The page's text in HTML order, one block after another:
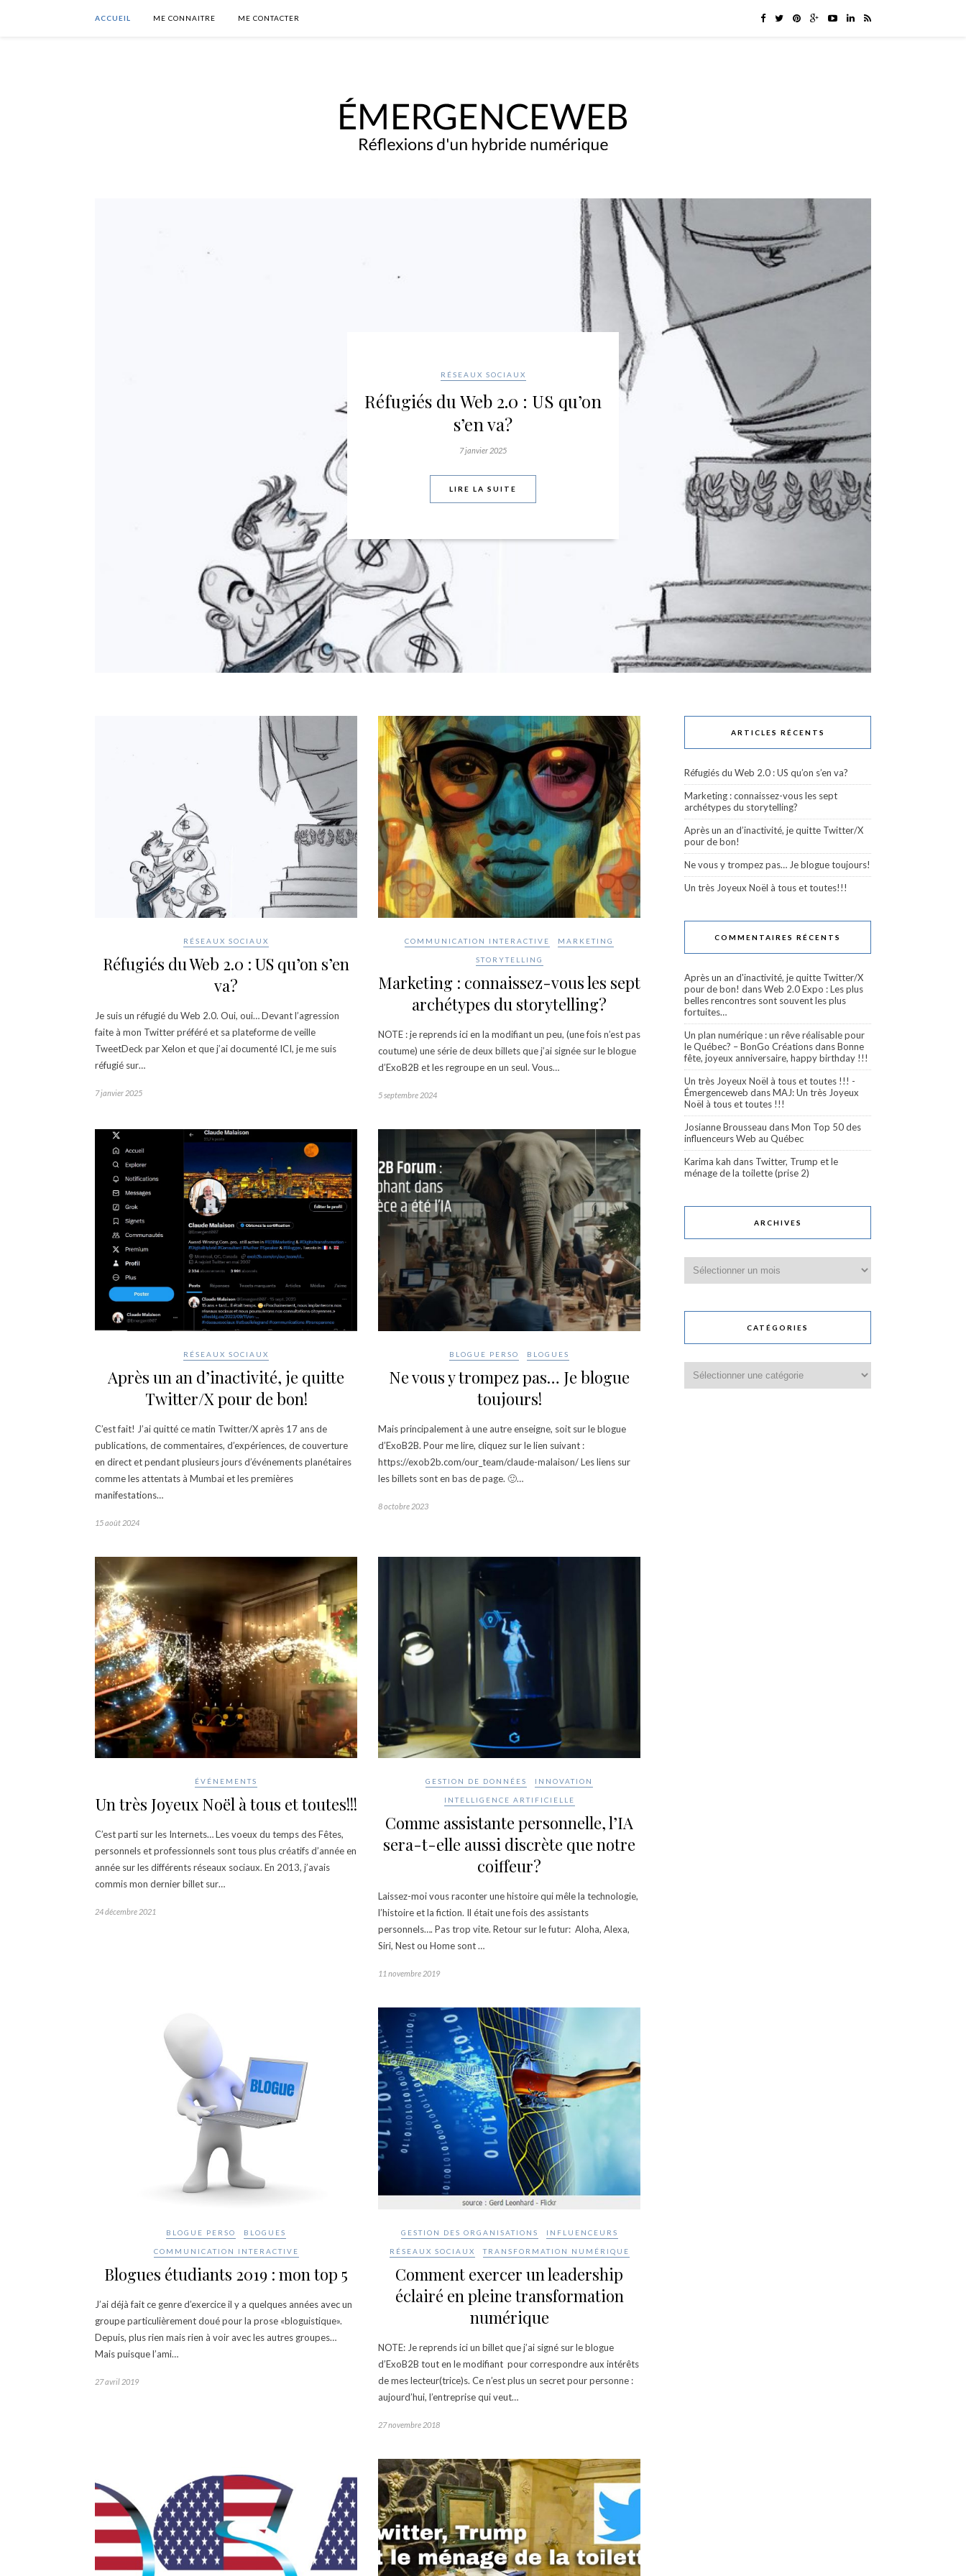
ACCUEIL ME CONNAITRE ME CONTACTER
STORYTELLING
Marketing : connaissez-vous
les sept archétypes du
storytelling?
RÉSEAUX SOCIAUX
Réfugiés du Web 2.0 : US qu’on s’en
va?
Je suis un réfugié du Web 2.0. Oui, oui… Devant l’agression
faite à mon Twitter préféré et sa plateforme de veille
TweetDeck par Xelon et que j’ai documenté ICI, je me suis
réfugié sur…
7 janvier 2025
COMMUNICATION INTERACTIVE MARKETING
STORYTELLING
Marketing : connaissez-vous les sept
archétypes du storytelling?
NOTE : je reprends ici en la modifiant un peu, (une fois n’est pas
coutume) une série de deux billets que j’ai signée sur le blogue
d’ExoB2B et les regroupe en un seul. Vous…
5 septembre 2024
RÉSEAUX SOCIAUX
Après un an d’inactivité, je quitte
Twitter/X pour de bon!
C’est fait! J’ai quitté ce matin Twitter/X après 17 ans de
publications, de commentaires, d’expériences, de couverture
en direct et pendant plusieurs jours d’événements planétaires
comme les attentats à Mumbai et les premières
manifestations…
15 août 2024
BLOGUE PERSO BLOGUES
Ne vous y trompez pas… Je blogue
toujours!
Mais principalement à une autre enseigne, soit sur le blogue
d’ExoB2B. Pour me lire, cliquez sur le lien suivant :
https://exob2b.com/our_team/claude-malaison/ Les liens sur
les billets sont en bas de page. 🙂…
8 octobre 2023
ÉVÉNEMENTS
Un très Joyeux Noël à tous et toutes!!!
C’est parti sur les Internets… Les voeux du temps des Fêtes,
personnels et professionnels sont tous plus créatifs d’année en
année sur les différents réseaux sociaux. En 2013, j’avais
commis mon dernier billet sur…
24 décembre 2021
GESTION DE DONNÉES INNOVATION
INTELLIGENCE ARTIFICIELLE
Comme assistante personnelle, l’IA
sera-t-elle aussi discrète que notre
coiffeur?
Laissez-moi vous raconter une histoire qui mêle la technologie,
l’histoire et la fiction. Il était une fois des assistants
personnels…. Pas trop vite. Retour sur le futur: Aloha, Alexa,
Siri, Nest ou Home sont …
11 novembre 2019
BLOGUE PERSO BLOGUES
COMMUNICATION INTERACTIVE
Blogues étudiants 2019 : mon top 5
J’ai déjà fait ce genre d’exercice il y a quelques années avec un
groupe particulièrement doué pour la prose «bloguistique».
Depuis, plus rien mais rien à voir avec les autres groupes…
Mais puisque l’ami…
27 avril 2019
GESTION DES ORGANISATIONS INFLUENCEURS
RÉSEAUX SOCIAUX TRANSFORMATION NUMÉRIQUE
Comment exercer un leadership
éclairé en pleine transformation
numérique
NOTE: Je reprends ici un billet que j’ai signé sur le blogue
d’ExoB2B tout en le modifiant pour correspondre aux intérêts
de mes lecteur(trice)s. Ce n’est plus un secret pour personne :
aujourd’hui, l’entreprise qui veut…
27 novembre 2018
ARTICLES RÉCENTS
Réfugiés du Web 2.0 : US qu’on s’en va?
Marketing : connaissez-vous les sept
archétypes du storytelling?
Après un an d’inactivité, je quitte Twitter/X
pour de bon!
Ne vous y trompez pas… Je blogue toujours!
Un très Joyeux Noël à tous et toutes!!!
COMMENTAIRES RÉCENTS
Après un an d'inactivité, je quitte Twitter/X
pour de bon! dansWeb 2.0 Expo : Les plus
belles rencontres sont souvent les plus
fortuites…
Un plan numérique : un rêve réalisable pour
le Québec? – BonGo CréationsdansBonne
fête, joyeux anniversaire, happy birthday !!!
Un très Joyeux Noël à tous et toutes !!! -
Émergenceweb dansMAJ: Un très Joyeux
Noël à tous et toutes !!!
Josianne Brousseau dansMon Top 50 des
influenceurs Web au Québec
Karima kah dans Twitter, Trump et le
ménage de la toilette (prise 2)
ARCHIVES
CATÉGORIES